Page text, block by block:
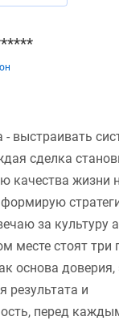
выстраивать
сделка
качества жизни
формирую
за культуру
месте стоят три
основа доверия,
результата и
перед